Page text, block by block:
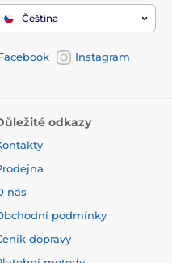
Čeština
Instagram
odkazy
nás
podmínky
dopravy